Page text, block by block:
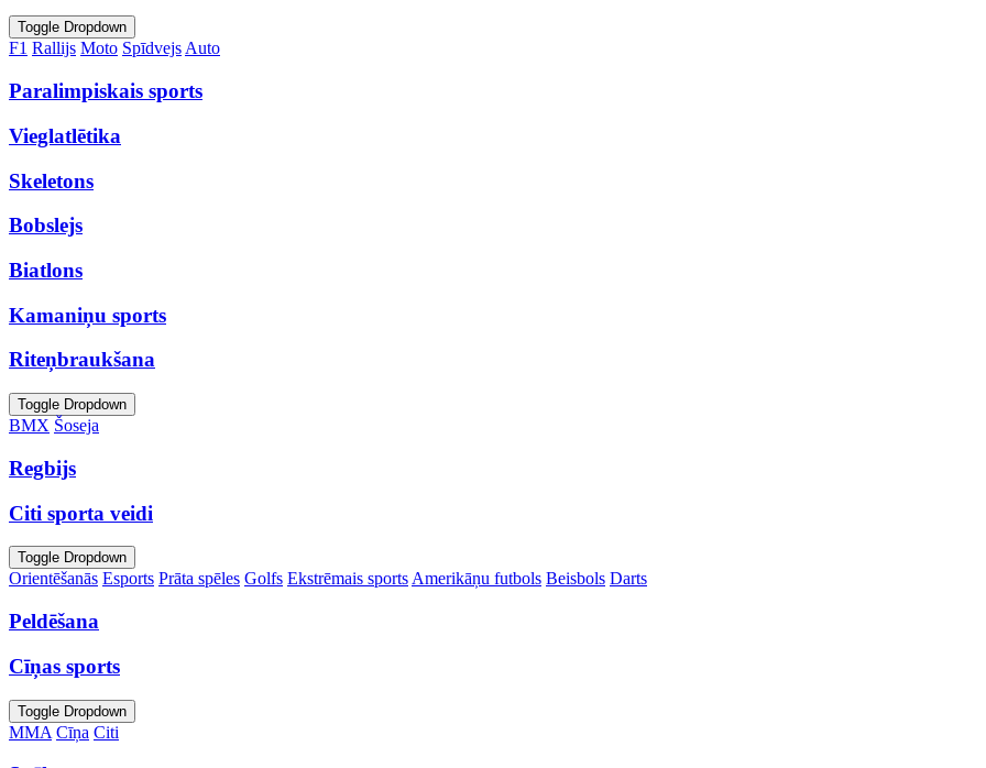
Toggle Dropdown
F1 Rallijs Moto SpīdvejsAuto
Paralimpiskais sports
Vieglatlētika
Skeletons
Bobslejs
Biatlons
Kamaniņu sports
Riteņbraukšana
Toggle Dropdown
BMX Šoseja
Regbijs
Citi sporta veidi
Toggle Dropdown
Orientēšanās Esports Prāta spēles Golfs Ekstrēmais sports Amerikāņu futbols Beisbols Darts
Peldēšana
Cīņas sports
Toggle Dropdown
MMA Cīņa Citi